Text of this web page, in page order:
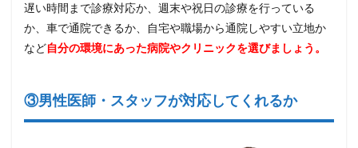
遅い時間まで診療対応か、週末や祝日の診療を行っている
か、車で通院できるか、自宅や職場から通院しやすい立地か
など自分の環境にあった病院やクリニックを選びましょう。
③男性医師・スタッフが対応してくれるか